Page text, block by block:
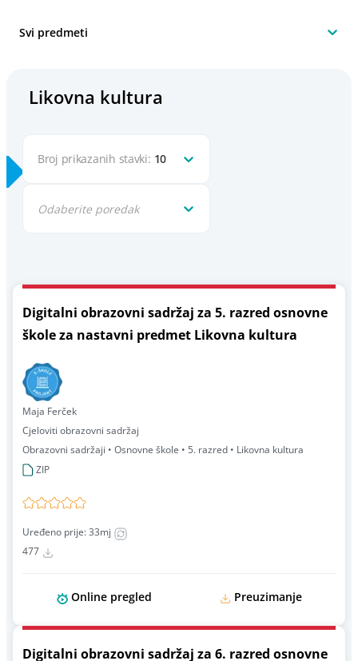
Svi predmeti
Likovna kultura
Broj prikazanih stavki: 10
Odaberite poredak
Digitalni obrazovni sadržaj za 5. razred osnovne
škole za nastavni predmet Likovna kultura
Maja Ferček
Cjeloviti obrazovni sadržaj
Obrazovni sadržaji • Osnovne škole • 5. razred • Likovna kultura
ZIP
Uređeno prije: 33mj
477
Online pregled Preuzimanje
Digitalni obrazovni sadržaj za 6. razred osnovne